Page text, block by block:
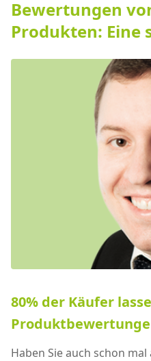
Bewertungen
Produkten: Eine
80% der Käufer
Haben Sie auch schon